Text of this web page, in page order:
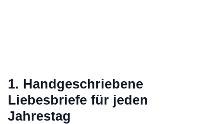
1. Handgeschriebene
Liebesbriefe für jeden
Jahrestag